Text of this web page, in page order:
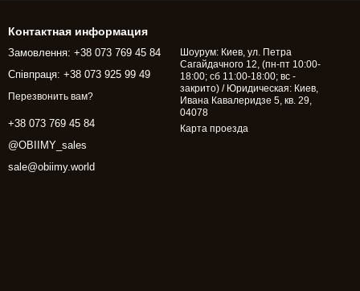
Контактная информация
Замовлення: +38 073 769 45 84
Співпраця: +38 073 925 99 49
Перезвонить вам?
+38 073 769 45 84
@OBIIMY_sales
sale@obiimy.world
Шоурум: Киев, ул. Петра
Сагайдачного 12, (пн-пт 10:00-
18:00; сб 11:00-18:00; вс -
закрито) / Юридическая: Киев,
Ивана Кавалеридзе 5, кв. 29,
04078
Карта проезда